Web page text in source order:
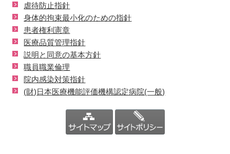
虐待防止指針
身体的拘束最小化のための指針
患者権利憲章
医療品質管理指針
説明と同意の基本方針
職員職業倫理
院内感染対策指針
(財)日本医療機能評価機構認定病院(一般)